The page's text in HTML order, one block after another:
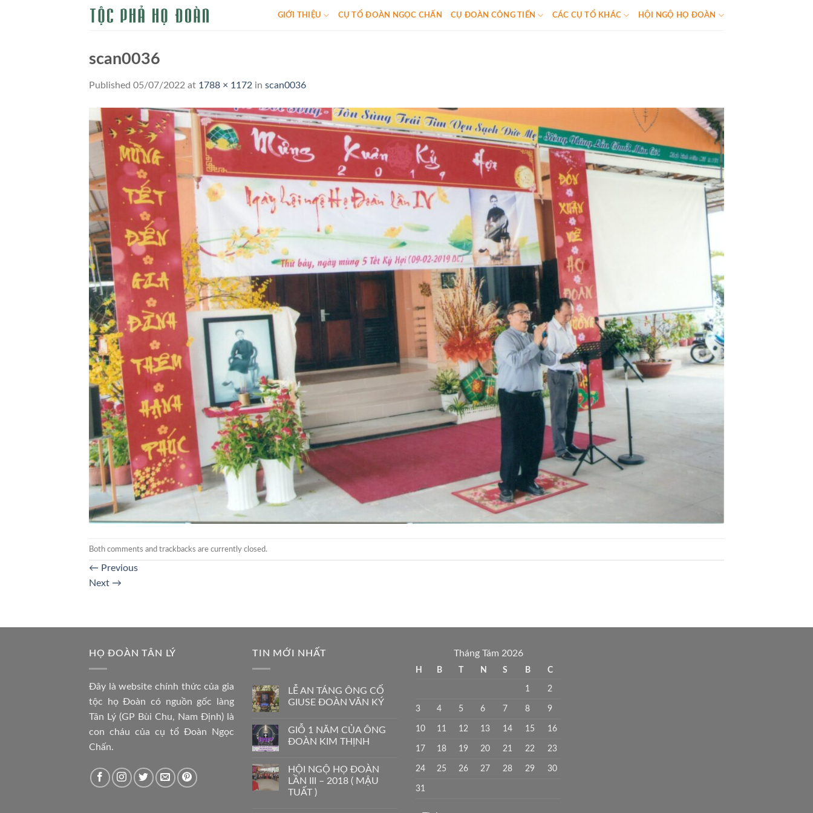
GIỚI THIỆU CỤ TỔ ĐOÀN NGỌC CHẤN CỤ ĐOÀN CÔNG TIẾN CÁC CỤ TỔ KHÁC HỘI NGỘ HỌ ĐOÀN
scan0036
Published 05/07/2022 at 1788 × 1172 in scan0036
Both comments and trackbacks are currently closed.
← Previous
Next →
HỌ ĐOÀN TÂN LÝ
Đây là website chính thức của gia
tộc họ Đoàn có nguồn gốc làng
Tân Lý (GP Bùi Chu, Nam Định) là
con cháu của cụ tổ Đoàn Ngọc
Chấn.
TIN MỚI NHẤT
LỄ AN TÁNG ÔNG CỐ
GIUSE ĐOÀN VĂN KÝ
GIỖ 1 NĂM CỦA ÔNG
ĐOÀN KIM THỊNH
HỘI NGỘ HỌ ĐOÀN
LẦN III – 2018 ( MẬU
TUẤT )
Tháng Tám 2026
H B T N S B C
1 2
3 4 5 6 7 8 9
10 11 12 13 14 15 16
17 18 19 20 21 22 23
24 25 26 27 28 29 30
31